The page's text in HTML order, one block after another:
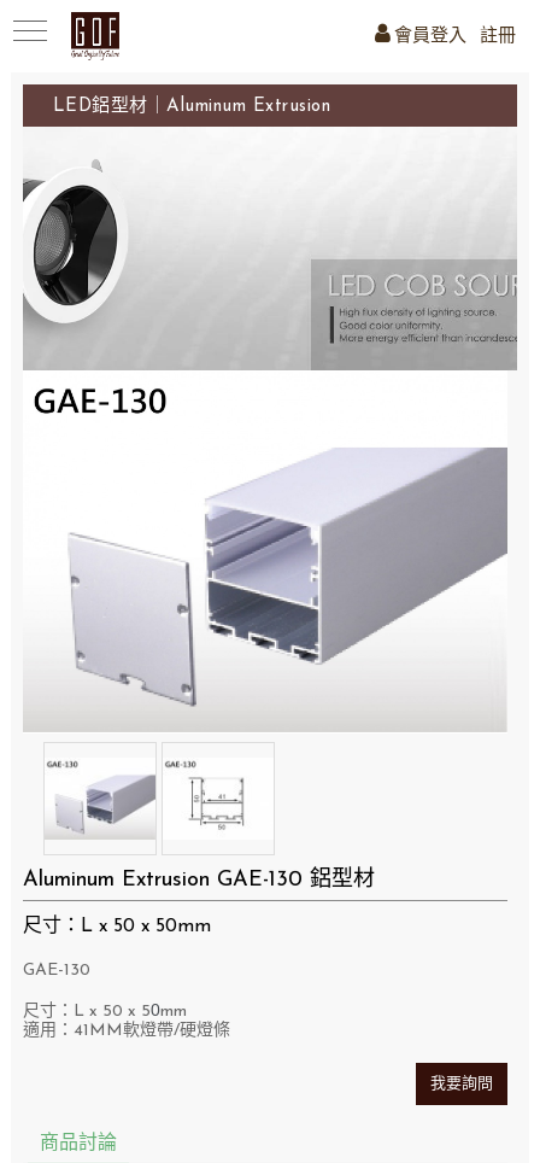
會員登入 註冊
LED鋁型材｜Aluminum Extrusion
Aluminum Extrusion GAE-130 鋁型材
尺寸：L x 50 x 50mm
GAE-130
尺寸：L x 50 x 50mm
適用：41MM軟燈帶/硬燈條
我要詢問
商品討論